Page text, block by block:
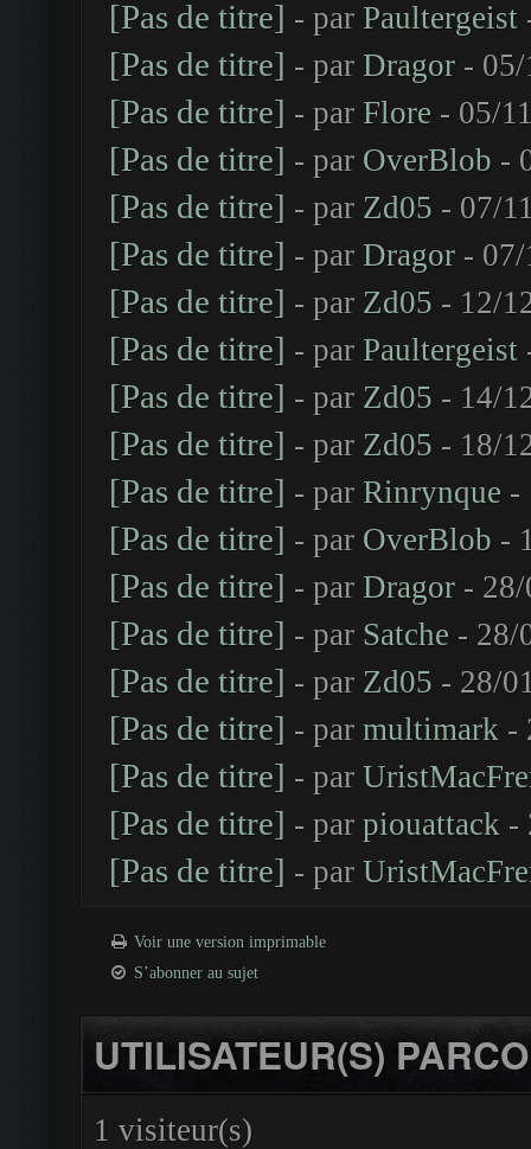
[Pas de titre] - par Paultergeist
[Pas de titre] - par Dragor -
[Pas de titre] - par Flore - 05/
[Pas de titre] - par OverBlob -
[Pas de titre] - par Zd05 - 07/
[Pas de titre] - par Dragor -
[Pas de titre] - par Zd05 - 12/
[Pas de titre] - par Paultergeist
[Pas de titre] - par Zd05 - 14/
[Pas de titre] - par Zd05 - 18/
[Pas de titre] - par Rinrynque -
[Pas de titre] - par OverBlob -
[Pas de titre] - par Dragor -
[Pas de titre] - par Satche - 28/
[Pas de titre] - par Zd05 - 28/
[Pas de titre] - par multimark -
[Pas de titre] - par
[Pas de titre] - par piouattack -
[Pas de titre] - par
Voir une version imprimable
S’abonner au sujet
UTILISATEUR(S)
1 visiteur(s)